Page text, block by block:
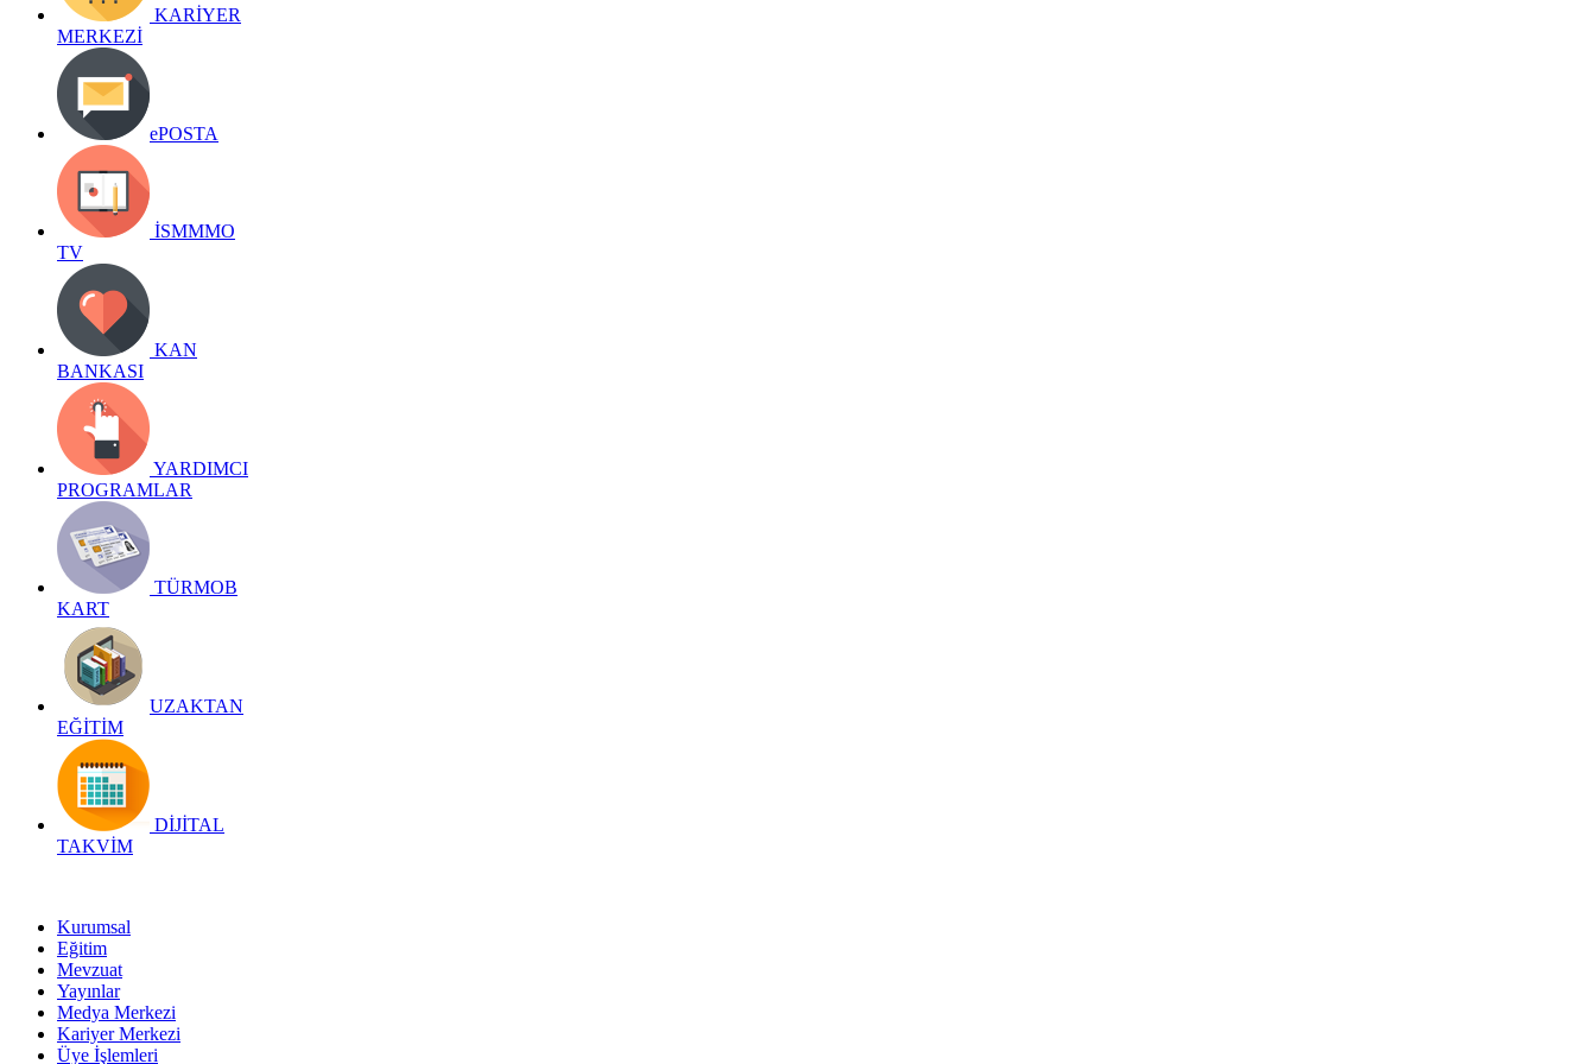
KARİYER
MERKEZİ
ePOSTA
İSMMMO
TV
KAN
BANKASI
YARDIMCI
PROGRAMLAR
TÜRMOB
KART
UZAKTAN
EĞİTİM
DİJİTAL
TAKVİM
Kurumsal
Eğitim
Mevzuat
Yayınlar
Medya Merkezi
Kariyer Merkezi
Üye İşlemleri